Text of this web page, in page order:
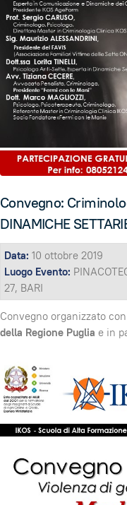
Convegno:
DINAMICHE
Data: 10 ottobre 2019
Luogo Evento:
27, BARI
Convegno organizzato
della Regione Puglia e in